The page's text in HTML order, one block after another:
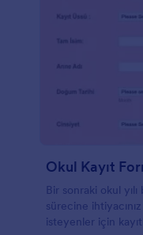
Okul Kayıt
Bir sonraki okul
sürecine
isteyenler için